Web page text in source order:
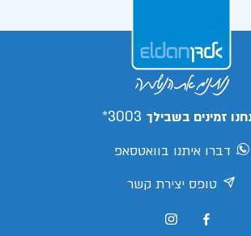
זמינים בשבילך 3003*
דברו איתנו בוואטסאפ
טופס יצירת קשר